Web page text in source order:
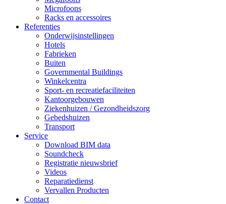
Microfoons
Racks en accessoires
Referenties
Onderwijsinstellingen
Hotels
Fabrieken
Buiten
Governmental Buildings
Winkelcentra
Sport- en recreatiefaciliteiten
Kantoorgebouwen
Ziekenhuizen / Gezondheidszorg
Gebedshuizen
Transport
Service
Download BIM data
Soundcheck
Registratie nieuwsbrief
Videos
Reparatiedienst
Vervallen Producten
Contact